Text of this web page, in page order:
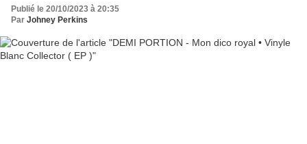
Publié le 20/10/2023 à 20:35
Par Johney Perkins